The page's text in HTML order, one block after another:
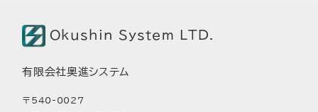
Okushin System LTD.
有限会社奥進システム
〒540-0027